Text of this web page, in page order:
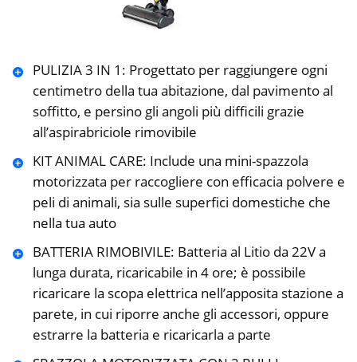
PULIZIA 3 IN 1: Progettato per raggiungere ogni
centimetro della tua abitazione, dal pavimento al
soffitto, e persino gli angoli più difficili grazie
all’aspirabriciole rimovibile
KIT ANIMAL CARE: Include una mini-spazzola
motorizzata per raccogliere con efficacia polvere e
peli di animali, sia sulle superfici domestiche che
nella tua auto
BATTERIA RIMOBIVILE: Batteria al Litio da 22V a
lunga durata, ricaricabile in 4 ore; è possibile
ricaricare la scopa elettrica nell’apposita stazione a
parete, in cui riporre anche gli accessori, oppure
estrarre la batteria e ricaricarla a parte